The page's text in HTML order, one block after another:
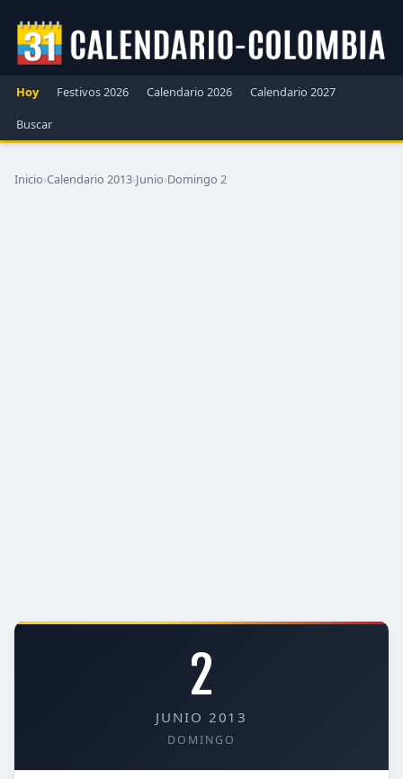
Hoy Festivos 2026 Calendario 2026
Calendario 2027
Buscar
Inicio›Calendario 2013›Junio›Domingo 2
2
JUNIO 2013
DOMINGO